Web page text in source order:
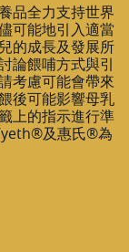
品全力支持世界
可能地引入適當
的成長及發展所
論餵哺方式與引
考慮可能會帶來
後可能影響母乳
上的指示進行準
及惠氏®為